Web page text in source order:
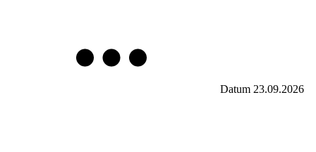
Datum 23.09.2026